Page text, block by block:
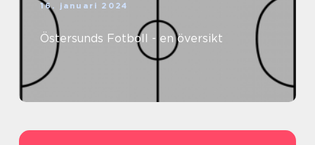
16. januari 2024
Östersunds Fotboll - en översikt